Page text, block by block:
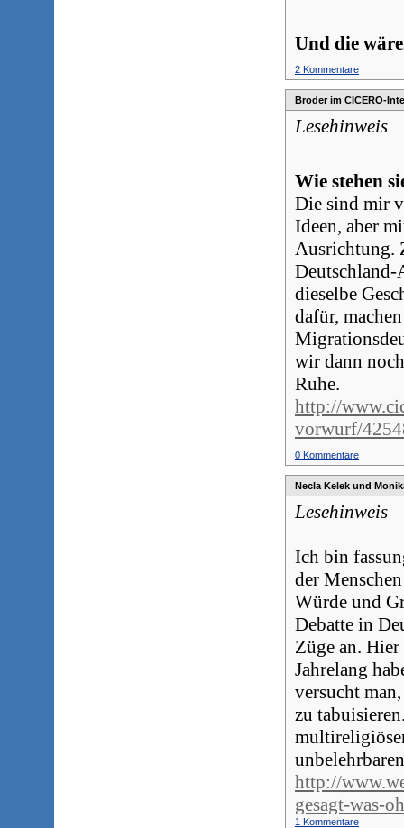
Und die
2 Kommentare
Broder im CICERO-
Lesehinweis
Wie stehen
Die sind mir
Ideen, aber
Ausrichtung.
Deutschland-
dieselbe
dafür,
wir dann
Ruhe.
http://
vorwurf/
0 Kommentare
Necla Kelek und
Lesehinweis
Ich bin
der
Würde und
Debatte in
Züge an.
Jahrelang
versucht
zu
http://
gesagt-was-
1 Kommentare